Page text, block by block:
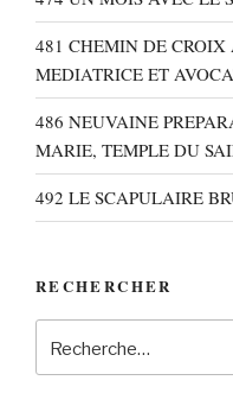
481 CHEMIN DE CROIX
MEDIATRICE ET
486 NEUVAINE
MARIE, TEMPLE DU
492 LE SCAPULAIRE
RECHERCHER
pour